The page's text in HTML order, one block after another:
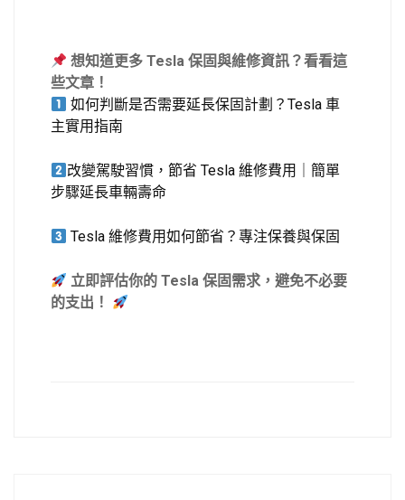
想知道更多 Tesla 保固與維修資訊？看看這
些文章！
如何判斷是否需要延長保固計劃？Tesla 車
主實用指南
改變駕駛習慣，節省 Tesla 維修費⽤｜簡單
步驟延⻑⾞輛壽命
Tesla 維修費⽤如何節省？專注保養與保固
立即評估你的 Tesla 保固需求，避免不必要
的支出！